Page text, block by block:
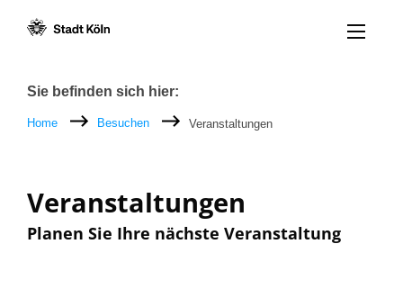
Menü
Breadcrumb
Sie befinden sich hier:
Home Besuchen Veranstaltungen
Veranstaltungen
Planen Sie Ihre nächste Veranstaltung